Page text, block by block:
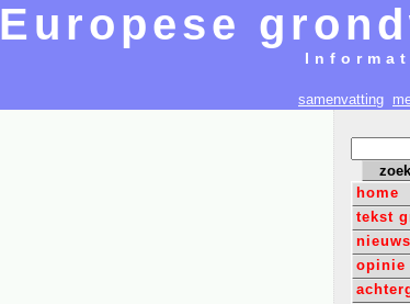
Europese
samenvatting
home
tekst
nieuws
opinie